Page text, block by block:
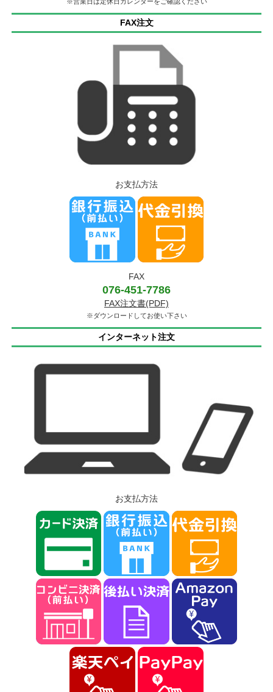
FAX注文
お支払方法
FAX
076-451-7786
FAX注文書(PDF)
※ダウンロードしてお使い下さい
インターネット注文
お支払方法